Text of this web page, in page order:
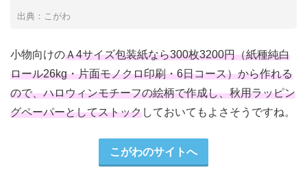
出典：こがわ
小物向けのＡ4サイズ包装紙なら300枚3200円（紙種純白
ロール26kg・片面モノクロ印刷・6日コース）から作れる
ので、ハロウィンモチーフの絵柄で作成し、秋用ラッピン
グペーパーとしてストックしておいてもよさそうですね。
こがわのサイトへ